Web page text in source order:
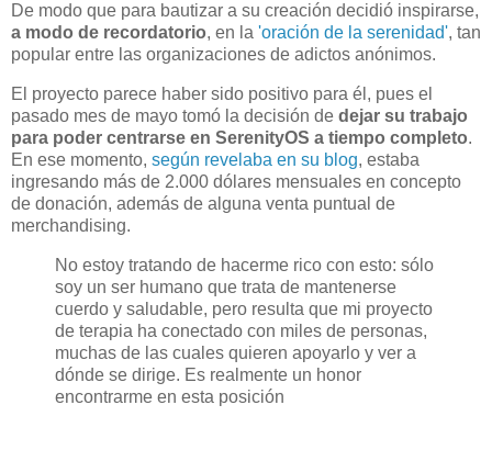
De modo que para bautizar a su creación decidió inspirarse,
a modo de recordatorio, en la 'oración de la serenidad', tan
popular entre las organizaciones de adictos anónimos.
El proyecto parece haber sido positivo para él, pues el
pasado mes de mayo tomó la decisión de dejar su trabajo
para poder centrarse en SerenityOS a tiempo completo.
En ese momento, según revelaba en su blog, estaba
ingresando más de 2.000 dólares mensuales en concepto
de donación, además de alguna venta puntual de
merchandising.
No estoy tratando de hacerme rico con esto: sólo
soy un ser humano que trata de mantenerse
cuerdo y saludable, pero resulta que mi proyecto
de terapia ha conectado con miles de personas,
muchas de las cuales quieren apoyarlo y ver a
dónde se dirige. Es realmente un honor
encontrarme en esta posición